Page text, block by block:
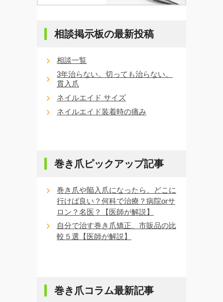
相談掲示板の最新投稿
相談一覧
3年治らない。切っても治らない。
貫入爪
ネイルエイド サイズ
ネイルエイド装着時の痛み
巻き爪ピックアップ記事
巻き爪や陥入爪になったら、どこに
行けば良い？何科で治療？病院orサ
ロン？名医？【医師が解説】
自分で治す巻き爪矯正、市販品の比
較５選【医師が解説】
巻き爪コラム最新記事